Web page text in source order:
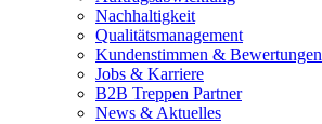
Nachhaltigkeit
Qualitätsmanagement
Kundenstimmen & Bewertungen
Jobs & Karriere
B2B Treppen Partner
News & Aktuelles